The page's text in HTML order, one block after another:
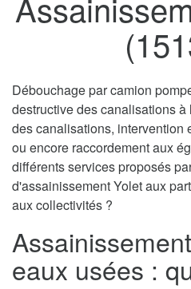
Débouchage par camion
destructive des canalisations
des canalisations, intervention
ou encore raccordement aux
différents services proposés
d'assainissement Yolet aux
aux collectivités ?
eaux usées :